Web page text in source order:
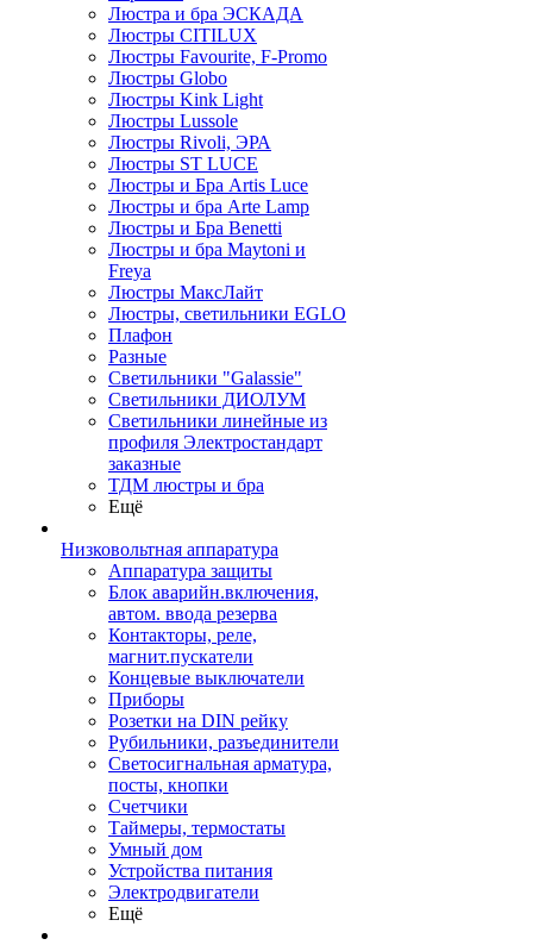
Люстра и бра ЭСКАДА
Люстры CITILUX
Люстры Favourite, F-Promo
Люстры Globo
Люстры Kink Light
Люстры Lussole
Люстры Rivoli, ЭРА
Люстры ST LUCE
Люстры и Бра Artis Luce
Люстры и бра Arte Lamp
Люстры и Бра Benetti
Люстры и бра Maytoni и
Freya
Люстры МаксЛайт
Люстры, светильники EGLO
Плафон
Разные
Светильники "Galassie"
Светильники ДИОЛУМ
Светильники линейные из
профиля Электростандарт
заказные
ТДМ люстры и бра
Ещё
Низковольтная аппаратура
Аппаратура защиты
Блок аварийн.включения,
автом. ввода резерва
Контакторы, реле,
магнит.пускатели
Концевые выключатели
Приборы
Розетки на DIN рейку
Рубильники, разъединители
Светосигнальная арматура,
посты, кнопки
Счетчики
Таймеры, термостаты
Умный дом
Устройства питания
Электродвигатели
Ещё